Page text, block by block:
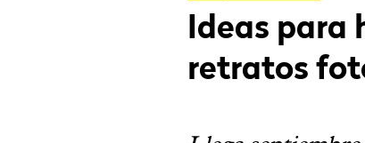
Ideas para
retratos